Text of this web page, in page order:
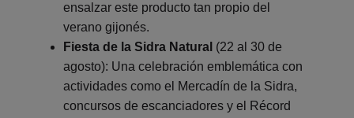
ensalzar este producto tan propio del
verano gijonés.
Fiesta de la Sidra Natural (22 al 30 de
agosto): Una celebración emblemática con
actividades como el Mercadín de la Sidra,
concursos de escanciadores y el Récord